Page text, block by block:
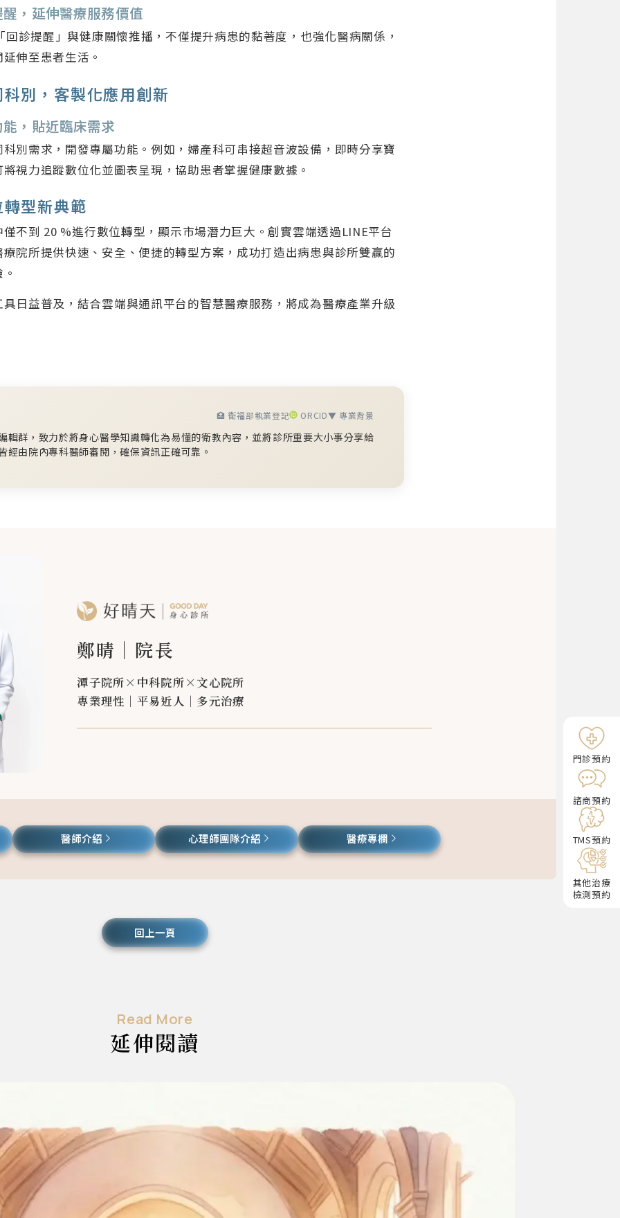
，延伸醫療服務價值
回診提醒」與健康關懷推播，不僅提升病患的黏著度，也強化醫病關係，
伸至患者生活。
別，客製化應用創新
，貼近臨床需求
別需求，開發專屬功能。例如，婦產科可串接超音波設備，即時分享寶
視力追蹤數位化並圖表呈現，協助患者掌握健康數據。
型新典範
不到 20 %進行數位轉型，顯示市場潛力巨大。創實雲端透過LINE平台
院所提供快速、安全、便捷的轉型方案，成功打造出病患與診所雙贏的
日益普及，結合雲端與通訊平台的智慧醫療服務，將成為醫療產業升級
輯群，致力於將身心醫學知識轉化為易懂的衛教內容，並將診所重要大小事分享給
經由院內專科醫師審閱，確保資訊正確可靠。
🏥 衛福部執業登記 ORCID▼ 專業背景
鄭晴 ｜院長
潭子院所 中科院所
文心院所
專業理性｜平易近人｜多元治療
醫師介紹 心理師團隊介紹 醫療專欄
回上一頁
Read More
延伸閱讀
門診預約
諮商預約
TMS預約
其他治療
檢測預約